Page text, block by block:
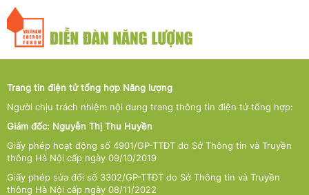
Trang tin điện tử tổng hợp Năng lượng
Người chịu trách nhiệm nội dung trang thông tin điện tử tổng hợp:
Giám đốc: Nguyễn Thị Thu Huyền
Giấy phép hoạt động số 4901/GP-TTĐT do Sở Thông tin và Truyền
thông Hà Nội cấp ngày 09/10/2019
Giấy phép sửa đổi số 3302/GP-TTĐT do Sở Thông tin và Truyền
thông Hà Nội cấp ngày 08/11/2022